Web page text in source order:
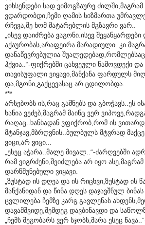
ვიხსენდები სად ვიმოგზაურე ძილში,მაგრამ
ვდარდობდი,ჩემი ღამის სიზმართა
რჩევა,მე ხომ მატარებლის მგზავრი ვარ..
„ისევ დაიძრება ვაგონი.ისევ
აქაურობას,არაფეირა მარადიული..კი
დანაწევრებულია
ჰქვია..“-ფიქრებში ცახვეული წამოვდექი
თავისუფალი ვიყავი,მანქანა ფარდულს
და,მგონი,გაქცევასაც არ ცდილობდა.
***
არსებობს ის,რაც გაშნებს და გბოჭავს..ეს
ხანია ვეძებ,მაგრამ მაინც ვერ
რაღაც..ხანხადან ვფიქრობ,რომ ის
მტანჯავ,მბრღვნის..ბულბულს მტვრად
ვიცი,არ ვიცი...
„ესეც აჭარა..მალე მივალ..“-ძარღვებში
რამ ვიგრძენი,შეიძლება არ იყო ასე,მაგრამ
დარწმუნებული ვიყავი.
„ზუსტად ის დღეა და ის რიცხვი,ზუსტად ის
მანქანიდან და წინა დღეს დაჯავშნულ
ცვლილება ჩემზე კარგ გავლენას
დავამშვიდე,შემდეგ დავბინავდი და
„ჩემს მეგობარს ვერ სჯობს,მარა ესეც